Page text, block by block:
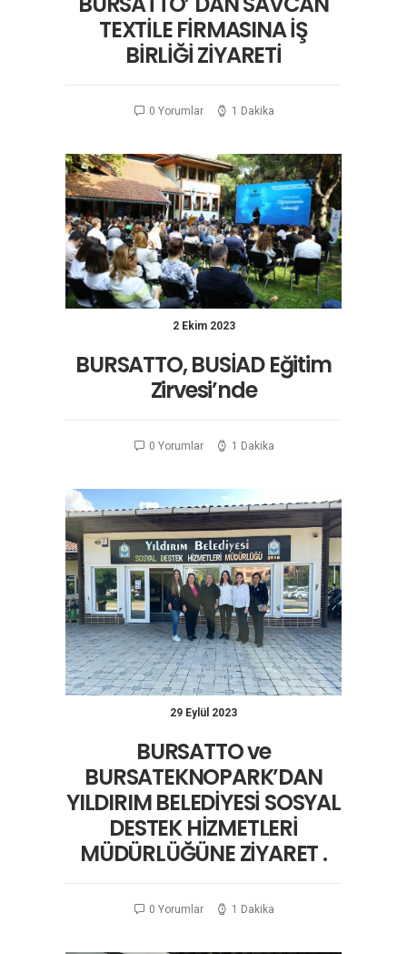
TEXTİLE FİRMASINA İŞ
BİRLİĞİ ZİYARETİ
0 Yorumlar 1 Dakika
2 Ekim 2023
BURSATTO, BUSİAD Eğitim
Zirvesi’nde
0 Yorumlar 1 Dakika
29 Eylül 2023
BURSATTO ve
BURSATEKNOPARK’DAN
YILDIRIM BELEDİYESİ SOSYAL
DESTEK HİZMETLERİ
MÜDÜRLÜĞÜNE ZİYARET .
0 Yorumlar 1 Dakika